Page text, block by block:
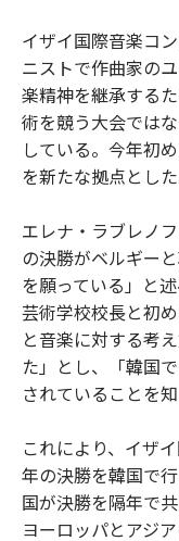
イザイ国際音楽コ
ニストで作曲家の
楽精神を継承する
術を競う大会では
している。今年初
を新たな拠点とした
エレナ・ラブレノ
の決勝がベルギー
を願っている」と
芸術学校校長と初
と音楽に対する考
た」とし、「韓国
されていることを
これにより、イザ
年の決勝を韓国で
国が決勝を隔年で
ヨーロッパとアジ